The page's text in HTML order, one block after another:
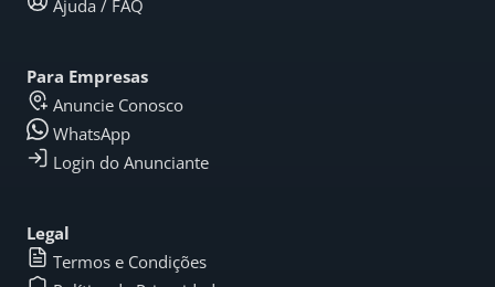
Ajuda / FAQ
Para Empresas
Anuncie Conosco
WhatsApp
Login do Anunciante
Legal
Termos e Condições